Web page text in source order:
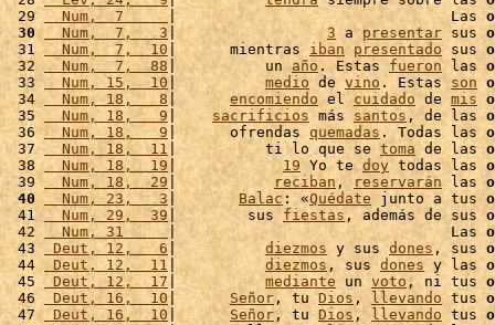
29
  Num,  7
|                               Las
30
  Num,  7,   3
| 3 a presentar sus
31
  Num,  7,  10
|      mientras iban presentado sus
32
  Num,  7,  88
|          un año . Estas fueron las
33
  Num, 15,  10
| medio de vino . Estas son
34
  Num, 18,   8
| encomiendo el cuidado de mis
35
  Num, 18,   9
| sacrificios más santos , de las
36
  Num, 18,   9
|      ofrendas quemadas . Todas las
37
  Num, 18,  11
|          ti lo que se toma de las
38
  Num, 18,  19
| 19 Yo te doy todas las
39
  Num, 18,  29
| reciban , reservarán las
40
  Num, 23,   3
| Balac : «Quédate junto a tus
41
  Num, 29,  39
|        sus fiestas, además de sus
42
  Num, 31
|                               Las
43
Deut, 12,   6 | diezmos y sus dones, sus
44 Deut, 12,  11 | diezmos , sus dones y las
45 Deut, 12,  17 | mediante un voto , ni tus
46
Deut, 16,  10| Señor , tu Dios , llevando tus
47
Deut, 16,  10 | Señor, tu Dios, llevando tus